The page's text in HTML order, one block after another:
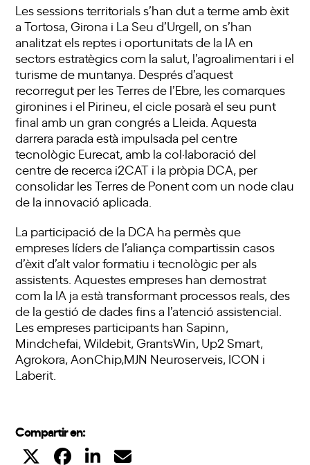
Les sessions territorials s’han dut a terme amb èxit
a Tortosa, Girona i La Seu d’Urgell, on s’han
analitzat els reptes i oportunitats de la IA en
sectors estratègics com la salut, l’agroalimentari i el
turisme de muntanya. Després d’aquest
recorregut per les Terres de l’Ebre, les comarques
gironines i el Pirineu, el cicle posarà el seu punt
final amb un gran congrés a Lleida. Aquesta
darrera parada està impulsada pel centre
tecnològic Eurecat, amb la col·laboració del
centre de recerca i2CAT i la pròpia DCA, per
consolidar les Terres de Ponent com un node clau
de la innovació aplicada.
La participació de la DCA ha permès que
empreses líders de l’aliança compartissin casos
d’èxit d’alt valor formatiu i tecnològic per als
assistents. Aquestes empreses han demostrat
com la IA ja està transformant processos reals, des
de la gestió de dades fins a l’atenció assistencial.
Les empreses participants han Sapinn,
Mindchefai, Wildebit, GrantsWin, Up2 Smart,
Agrokora, AonChip,MJN Neuroserveis, ICON i
Laberit.
Compartir en: